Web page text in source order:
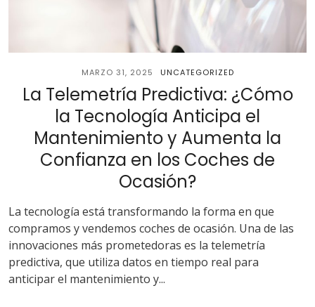
MARZO 31, 2025 UNCATEGORIZED
La Telemetría Predictiva: ¿Cómo
la Tecnología Anticipa el
Mantenimiento y Aumenta la
Confianza en los Coches de
Ocasión?
La tecnología está transformando la forma en que
compramos y vendemos coches de ocasión. Una de las
innovaciones más prometedoras es la telemetría
predictiva, que utiliza datos en tiempo real para
anticipar el mantenimiento y...